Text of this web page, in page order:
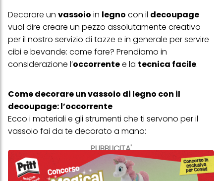
PUBBLICITA'
Decorare un vassoio in legno con il decoupage
vuol dire creare un pezzo assolutamente creativo
per il nostro servizio di tazze e in generale per servire
cibi e bevande: come fare? Prendiamo in
considerazione l’occorrentee la tecnica facile.
Come decorare un vassoio di legno con il
decoupage: l’occorrente
Ecco i materiali e gli strumenti che ti servono per il
vassoio fai da te decorato a mano: